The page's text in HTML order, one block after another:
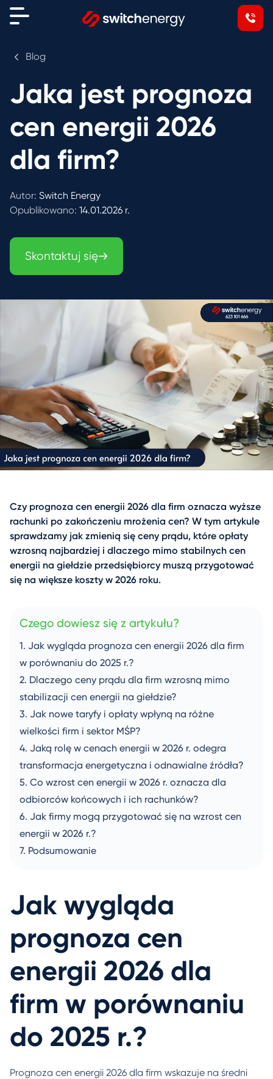
Blog
Jaka jest prognoza
cen energii 2026
dla firm?
Autor: Switch Energy
Opublikowano: 14.01.2026 r.
Skontaktuj się
Czy prognoza cen energii 2026 dla firm oznacza wyższe
rachunki po zakończeniu mrożenia cen? W tym artykule
sprawdzamy jak zmienią się ceny prądu, które opłaty
wzrosną najbardziej i dlaczego mimo stabilnych cen
energii na giełdzie przedsiębiorcy muszą przygotować
się na większe koszty w 2026 roku.
Czego dowiesz się z artykułu?
Jak wygląda prognoza cen energii 2026 dla firm
w porównaniu do 2025 r.?
Dlaczego ceny prądu dla firm wzrosną mimo
stabilizacji cen energii na giełdzie?
Jak nowe taryfy i opłaty wpłyną na różne
wielkości firm i sektor MŚP?
Jaką rolę w cenach energii w 2026 r. odegra
transformacja energetyczna i odnawialne źródła?
Co wzrost cen energii w 2026 r. oznacza dla
odbiorców końcowych i ich rachunków?
Jak firmy mogą przygotować się na wzrost cen
energii w 2026 r.?
Podsumowanie
Jak wygląda
prognoza cen
energii 2026 dla
firm w porównaniu
do 2025 r.?
Prognoza cen energii 2026 dla firm wskazuje na średni